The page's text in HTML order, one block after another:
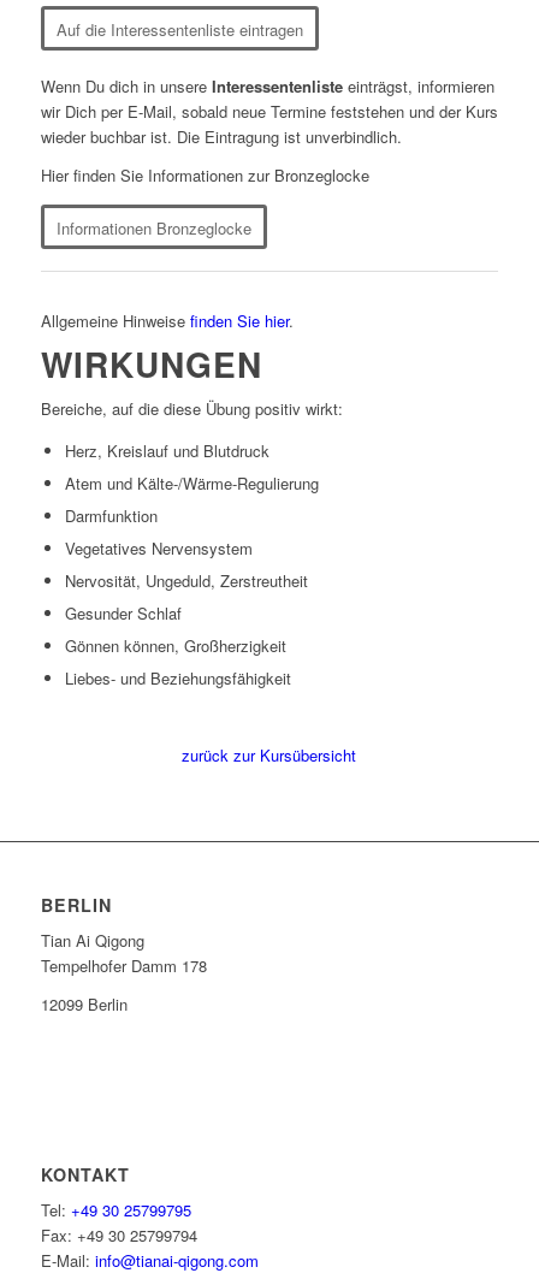
Auf die Interessentenliste eintragen
Wenn Du dich in unsere Interessentenlisteeinträgst, informieren
wir Dich per E-Mail, sobald neue Termine feststehen und der Kurs
wieder buchbar ist. Die Eintragung ist unverbindlich.
Hier finden Sie Informationen zur Bronzeglocke
Informationen Bronzeglocke
Allgemeine Hinweise finden Sie hier.
WIRKUNGEN
Bereiche, auf die diese Übung positiv wirkt:
Herz, Kreislauf und Blutdruck
Atem und Kälte-/Wärme-Regulierung
Darmfunktion
Vegetatives Nervensystem
Nervosität, Ungeduld, Zerstreutheit
Gesunder Schlaf
Gönnen können, Großherzigkeit
Liebes- und Beziehungsfähigkeit
zurück zur Kursübersicht
BERLIN
Tian Ai Qigong
Tempelhofer Damm 178
12099 Berlin
KONTAKT
Tel: +49 30 25799795
Fax: +49 30 25799794
E-Mail: info@tianai-qigong.com